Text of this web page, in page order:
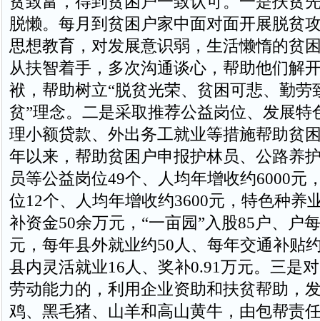
脱懒。每月到贫困户家中面对面开展脱贫
思想教育，对发展意识弱，生活懒惰的贫
从扶智着手，多次沟通谈心，帮助他们解
袱，帮助树立“脱贫光荣、贫困可悲、勤劳
贫”理念。二是采取推荐公益岗位、发展特
理小额贷款、外出务工就业等措施帮助贫
年以来，帮助贫困户申报护林员、公路养
员等公益岗位49个、人均年增收约6000元
位12个、人均年增收约3600元，特色种养
补资金50余万元，“一亩园”入股85户、户
元，每年县外就业约50人、每年交通补贴
县内灵活就业16人、奖补0.91万元。三是
劳动能力的，利用企业资助和扶贫帮助，
鸡、黑毛猪、山羊和高山黄牛，由包帮责